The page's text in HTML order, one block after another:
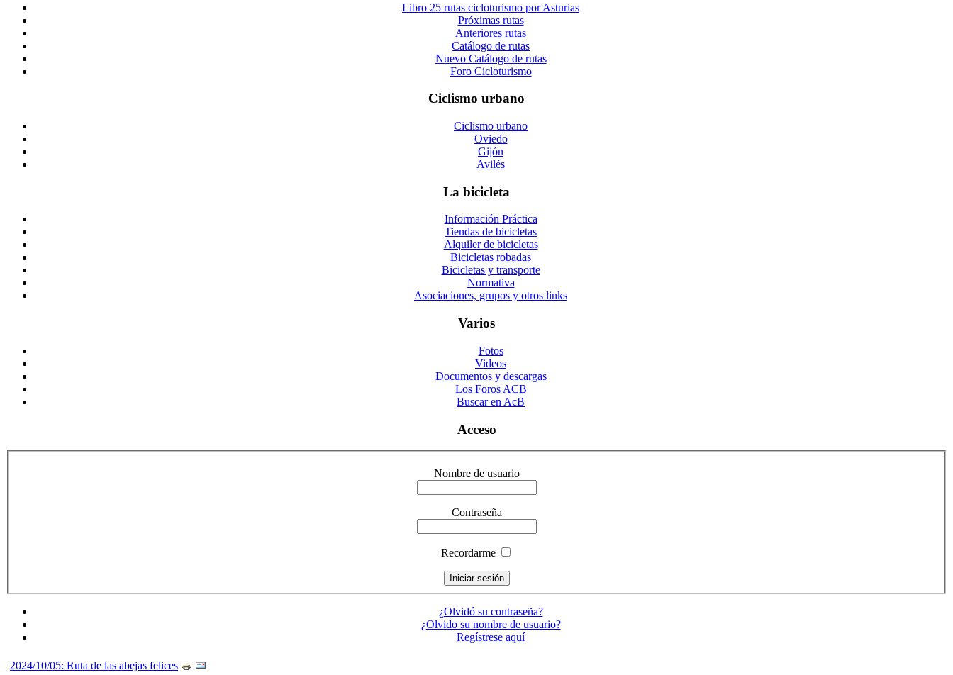
Libro 25 rutas cicloturismo por Asturias
Próximas rutas
Anteriores rutas
Catálogo de rutas
Nuevo Catálogo de rutas
Foro Cicloturismo
Ciclismo urbano
Ciclismo urbano
Oviedo
Gijón
Avilés
La bicicleta
Información Práctica
Tiendas de bicicletas
Alquiler de bicicletas
Bicicletas robadas
Bicicletas y transporte
Normativa
Asociaciones, grupos y otros links
Varios
Fotos
Videos
Documentos y descargas
Los Foros ACB
Buscar en AcB
Acceso
Nombre de usuario
Contraseña
Recordarme
¿Olvidó su contraseña?
¿Olvido su nombre de usuario?
Regístrese aquí
2024/10/05: Ruta de las abejas felices